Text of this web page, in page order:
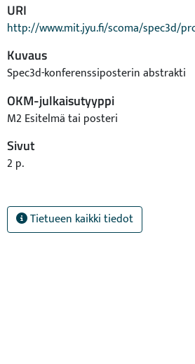
URI
http://www.mit.jyu.fi/scoma/spec3d/
Kuvaus
Spec3d-konferenssiposterin abstrakti
OKM-julkaisutyyppi
M2 Esitelmä tai posteri
Sivut
2 p.
Tietueen kaikki tiedot